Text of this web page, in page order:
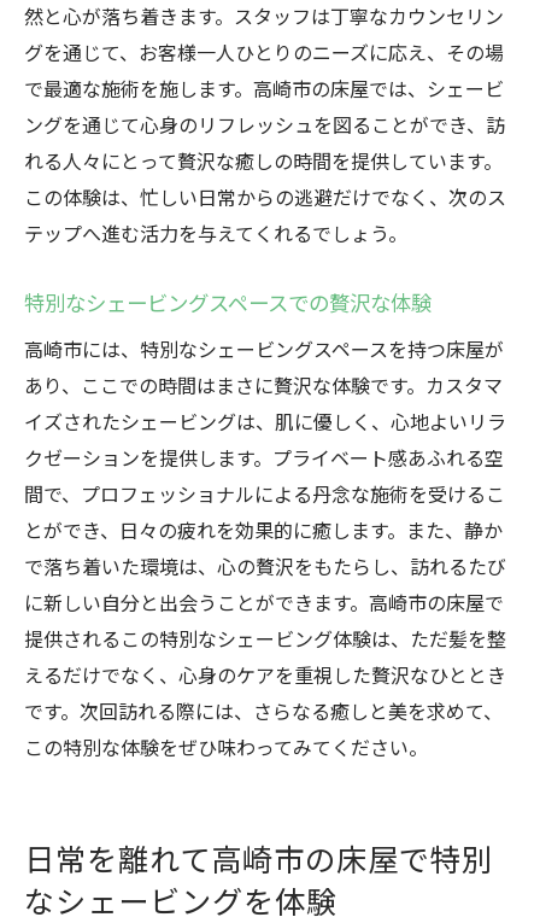
然と心が落ち着きます。スタッフは丁寧なカウンセリン
グを通じて、お客様一人ひとりのニーズに応え、その場
で最適な施術を施します。高崎市の床屋では、シェービ
ングを通じて心身のリフレッシュを図ることができ、訪
れる人々にとって贅沢な癒しの時間を提供しています。
この体験は、忙しい日常からの逃避だけでなく、次のス
テップへ進む活力を与えてくれるでしょう。
特別なシェービングスペースでの贅沢な体験
高崎市には、特別なシェービングスペースを持つ床屋が
あり、ここでの時間はまさに贅沢な体験です。カスタマ
イズされたシェービングは、肌に優しく、心地よいリラ
クゼーションを提供します。プライベート感あふれる空
間で、プロフェッショナルによる丹念な施術を受けるこ
とができ、日々の疲れを効果的に癒します。また、静か
で落ち着いた環境は、心の贅沢をもたらし、訪れるたび
に新しい自分と出会うことができます。高崎市の床屋で
提供されるこの特別なシェービング体験は、ただ髪を整
えるだけでなく、心身のケアを重視した贅沢なひととき
です。次回訪れる際には、さらなる癒しと美を求めて、
この特別な体験をぜひ味わってみてください。
日常を離れて高崎市の床屋で特別
なシェービングを体験